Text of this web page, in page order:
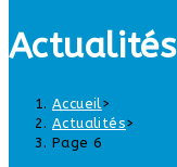
Actualités
Accueil>
Actualités>
Page 6